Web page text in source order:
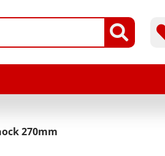
270mm